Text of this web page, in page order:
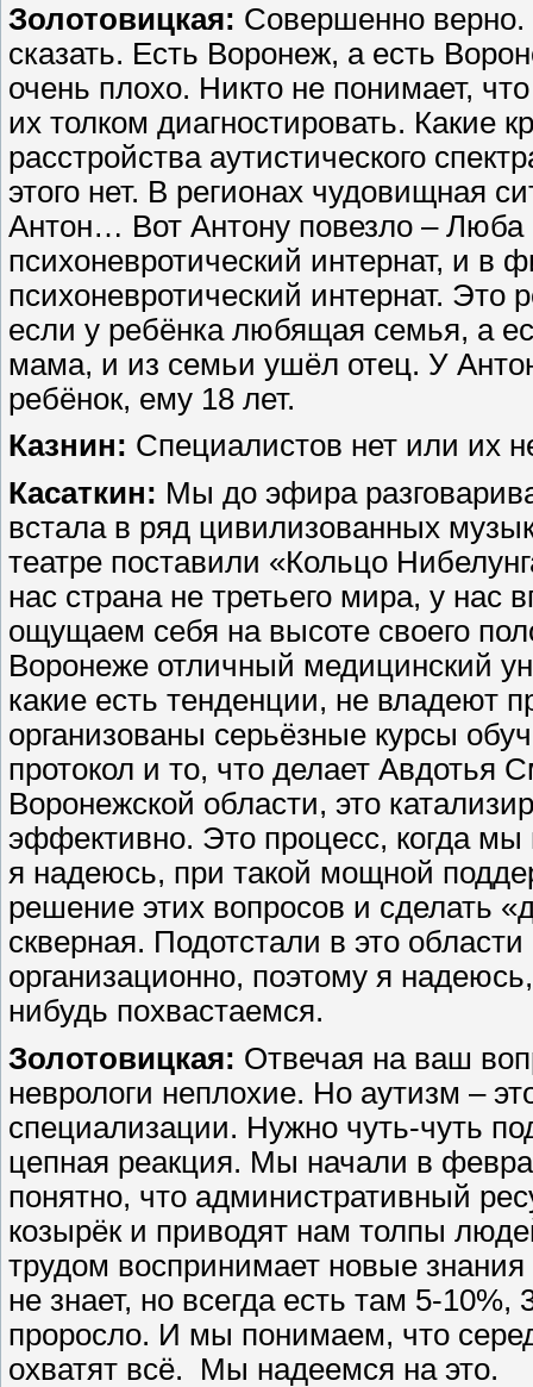
Золотовицкая: Совершенно верно.
сказать. Есть Воронеж, а есть
очень плохо. Никто не понимает,
их толком диагностировать. Какие
расстройства аутистического
этого нет. В регионах чудовищная
Антон… Вот Антону повезло – Люба
психоневротический интернат, и
психоневротический интернат.
если у ребёнка любящая семья, а
мама, и из семьи ушёл отец. У
ребёнок, ему 18 лет.
Казнин: Специалистов нет или их
Касаткин: Мы до эфира
встала в ряд цивилизованных
театре поставили «Кольцо
нас страна не третьего мира, у
ощущаем себя на высоте своего
Воронеже отличный медицинский
какие есть тенденции, не владеют
организованы серьёзные курсы
протокол и то, что делает Авдотья
Воронежской области, это
эффективно. Это процесс, когда мы
я надеюсь, при такой мощной
решение этих вопросов и сделать
скверная. Подотстали в это
организационно, поэтому я
нибудь похвастаемся.
Золотовицкая: Отвечая на ваш
неврологи неплохие. Но аутизм –
специализации. Нужно чуть-чуть
цепная реакция. Мы начали в
понятно, что административный
козырёк и приводят нам толпы
трудом воспринимает новые
не знает, но всегда есть там 5-
проросло. И мы понимаем, что
охватят всё. Мы надеемся на это.